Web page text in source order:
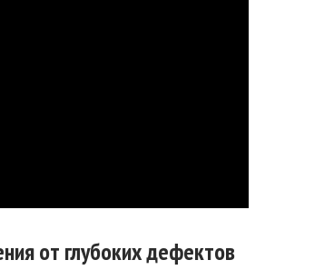
от глубоких дефектов